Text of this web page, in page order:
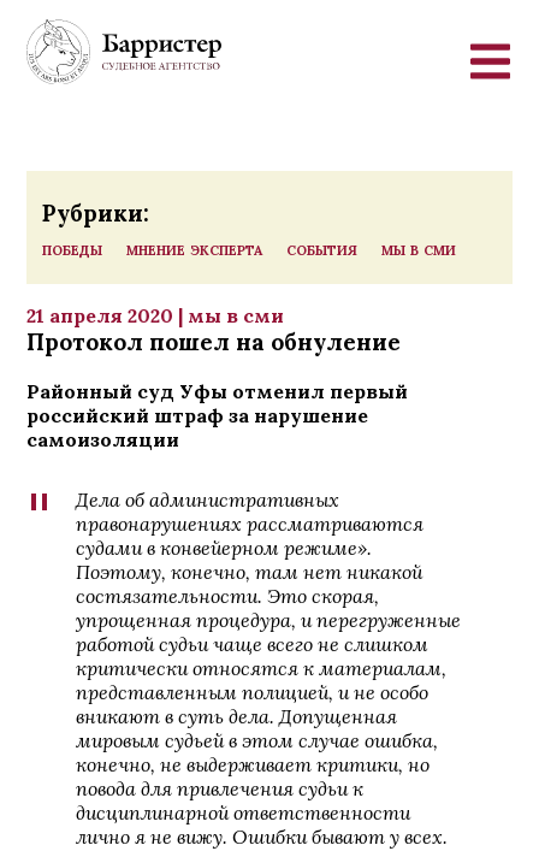
Рубрики:
победы мнение эксперта события мы в сми
21 апреля 2020 | мы в сми
Протокол пошел на обнуление
Районный суд Уфы отменил первый
российский штраф за нарушение
самоизоляции
"
Дела об административных
правонарушениях рассматриваются
судами в конвейерном режиме».
Поэтому, конечно, там нет никакой
состязательности. Это скорая,
упрощенная процедура, и перегруженные
работой судьи чаще всего не слишком
критически относятся к материалам,
представленным полицией, и не особо
вникают в суть дела. Допущенная
мировым судьей в этом случае ошибка,
конечно, не выдерживает критики, но
повода для привлечения судьи к
дисциплинарной ответственности
лично я не вижу. Ошибки бывают у всех.